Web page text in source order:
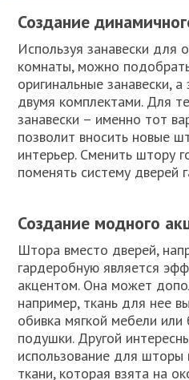
Создание
Используя занавески для
комнаты, можно
оригинальные занавески,
двумя комплектами. Для
занавески – именно тот
позволит вносить новые
интерьер. Сменить штору
поменять систему дверей
Создание модного
Штора вместо дверей,
гардеробную является
акцентом. Она может
например, ткань для нее
обивка мягкой мебели
подушки. Другой
использование для
ткани, которая взята на